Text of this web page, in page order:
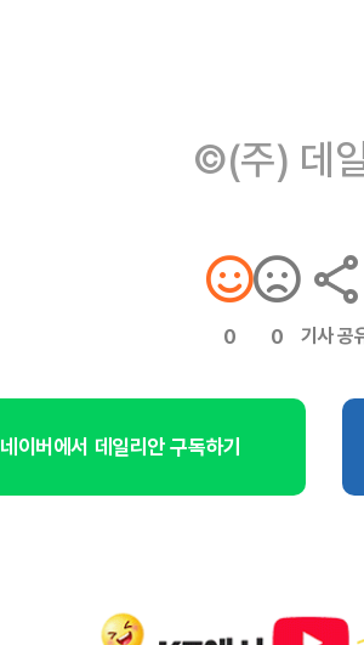
©(주) 데
0 0 기사 공
네이버에서 데일리안 구독하기